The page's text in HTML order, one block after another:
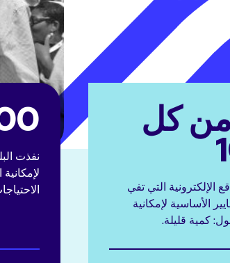
1 من كل
الإلكترونية التي تفي
الأساسية لإمكانية
كمية قليلة.